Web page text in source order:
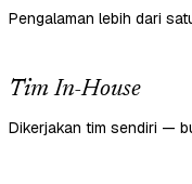
Pengalaman lebih dari
Tim In-House
Dikerjakan tim sendiri —